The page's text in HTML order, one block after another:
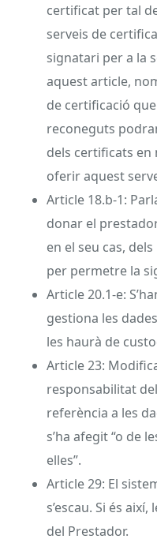
certificat per tal
serveis de
signatari per a la
aquest article,
de certificació
reconeguts
dels certificats
oferir aquest
Article 18.b-1:
donar el
en el seu cas,
per permetre la
Article 20.1-e:
gestiona les
les haurà de
Article 23:
responsabilitat
referència a les
s’ha afegit “o de
elles”.
Article 29: El
s’escau. Si és
del Prestador.